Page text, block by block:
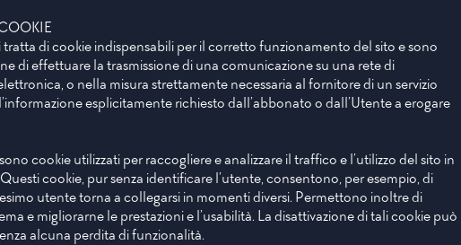
tratta di cookie indispensabili per il corretto funzionamento del sito e sono
di effettuare la trasmissione di una comunicazione su una rete di
o nella misura strettamente necessaria al fornitore di un servizio
esplicitamente richiesto dall’abbonato o dall’Utente a erogare
cookie utilizzati per raccogliere e analizzare il traffico e l’utilizzo del sito in
cookie, pur senza identificare l’utente, consentono, per esempio, di
utente torna a collegarsi in momenti diversi. Permettono inoltre di
e migliorarne le prestazioni e l’usabilità. La disattivazione di tali cookie può
alcuna perdita di funzionalità.